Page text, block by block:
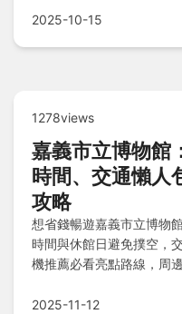
您！
2025-10-15
1278views
嘉義市立博物館
時間、交通懶人
攻略
想省錢暢遊嘉義市立博物
時間與休館日避免撲空，
機推薦必看亮點路線，周
麵草魚湯，讓您輕鬆規劃一
2025-11-12